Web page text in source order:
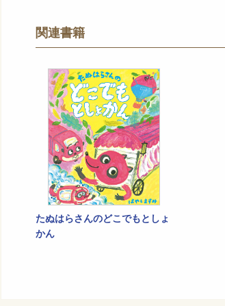
関連書籍
たぬはらさんのどこでもとしょ
かん